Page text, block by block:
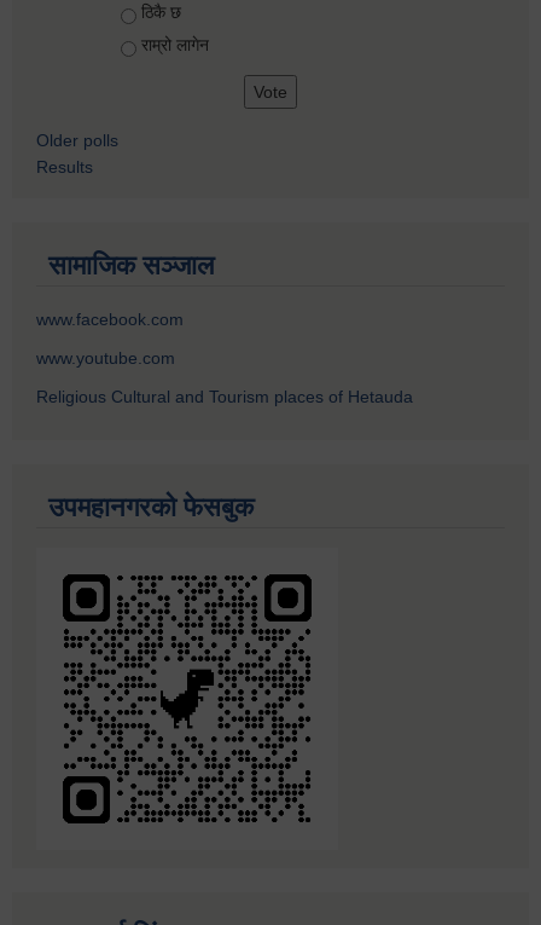
ठिकै छ
राम्रो लागेन
Older polls
Results
सामाजिक सञ्जाल
www.facebook.com
www.youtube.com
Religious Cultural and Tourism places of Hetauda
उपमहानगरको फेसबुक